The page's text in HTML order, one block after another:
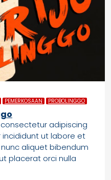
PEMERKOSAAN PROBOLINGGO
adipiscing
ut labore et
aliquet bibendum
placerat orci nulla